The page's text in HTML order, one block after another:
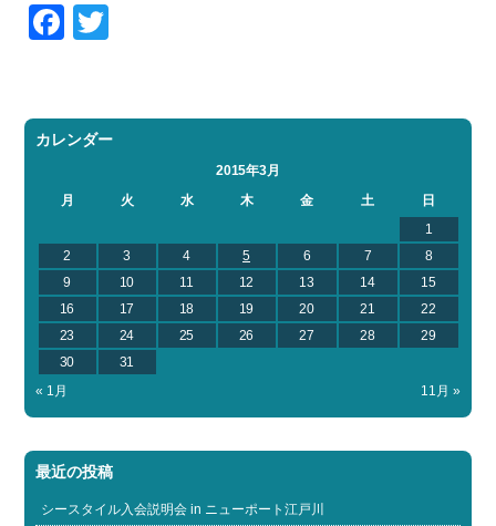
Facebook
カレンダー
2015年3月
月
火 水 木 金 土
日
1
2
3 4 5 6 7
8
9
10 11 12 13 14
15
16
17 18 19 20 21
22
23
24 25 26 27 28
29
30
31
« 1月
11月 »
最近の投稿
シースタイル入会説明会 in ニューポート江戸川